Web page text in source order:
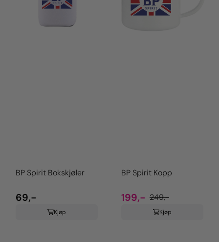
BP Spirit Bokskjøler
69,-
Kjøp
BP Spirit Kopp
199,- 249,-
Kjøp